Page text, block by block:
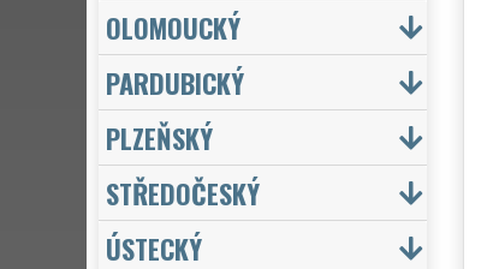
OLOMOUCKÝ
PARDUBICKÝ
PLZEŇSKÝ
STŘEDOČESKÝ
ÚSTECKÝ